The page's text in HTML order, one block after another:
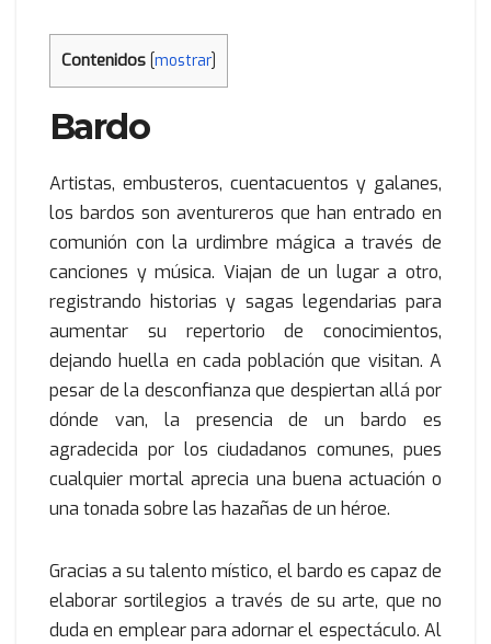
Contenidos [mostrar]
Bardo
Artistas, embusteros, cuentacuentos y galanes,
los bardos son aventureros que han entrado en
comunión con la urdimbre mágica a través de
canciones y música. Viajan de un lugar a otro,
registrando historias y sagas legendarias para
aumentar su repertorio de conocimientos,
dejando huella en cada población que visitan. A
pesar de la desconfianza que despiertan allá por
dónde van, la presencia de un bardo es
agradecida por los ciudadanos comunes, pues
cualquier mortal aprecia una buena actuación o
una tonada sobre las hazañas de un héroe.
Gracias a su talento místico, el bardo es capaz de
elaborar sortilegios a través de su arte, que no
duda en emplear para adornar el espectáculo. Al